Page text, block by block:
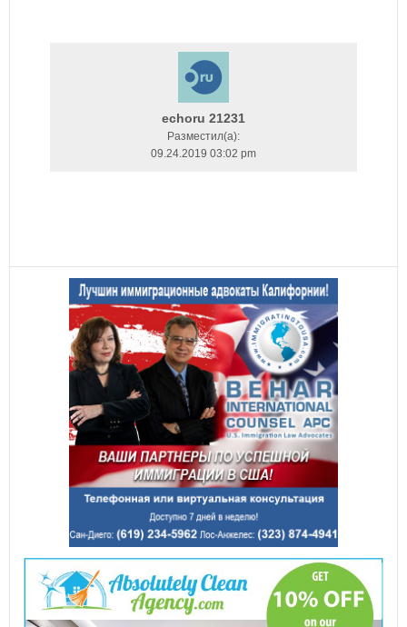
echoru 21231
Разместил(a):
09.24.2019 03:02 pm